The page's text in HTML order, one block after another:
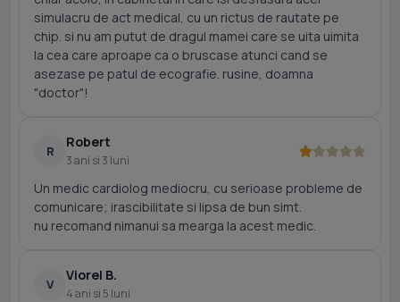
simulacru de act medical, cu un rictus de rautate pe
chip. si nu am putut de dragul mamei care se uita uimita
la cea care aproape ca o bruscase atunci cand se
asezase pe patul de ecografie. rusine, doamna
"doctor"!
R
Robert
3 ani si 3 luni
Un medic cardiolog mediocru, cu serioase probleme de
comunicare; irascibilitate si lipsa de bun simt.
nu recomand nimanui sa mearga la acest medic.
V
Viorel B.
4 ani si 5 luni